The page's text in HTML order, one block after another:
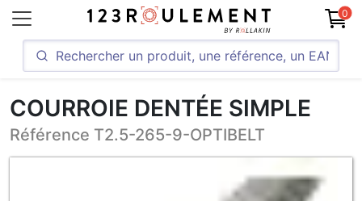
0
COURROIE DENTÉE SIMPLE
Référence T2.5-265-9-OPTIBELT